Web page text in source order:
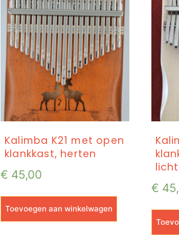
Kalimba K21 met open
klankkast, herten
€ 45,00
Toevoegen aan winkelwagen
€